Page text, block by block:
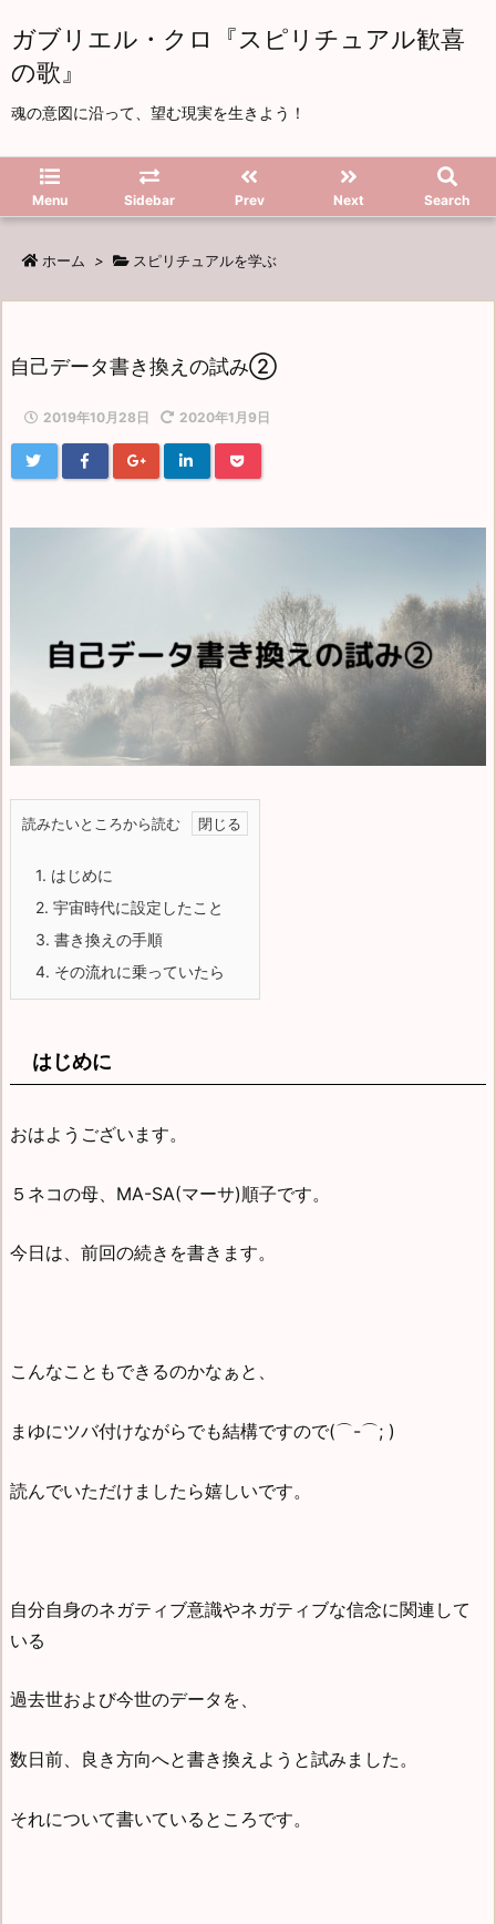
ガブリエル・クロ『スピリチュアル歓喜
の歌』
魂の意図に沿って、望む現実を生きよう！
Menu Sidebar Prev Next Search
ホーム > スピリチュアルを学ぶ
自己データ書き換えの試み②
2019年10月28日 2020年1月9日
読みたいところから読む
1. はじめに
2. 宇宙時代に設定したこと
3. 書き換えの手順
4. その流れに乗っていたら
はじめに
おはようございます。
５ネコの母、MA-SA(マーサ)順子です。
今日は、前回の続きを書きます。
こんなこともできるのかなぁと、
まゆにツバ付けながらでも結構ですので(⌒-⌒; )
読んでいただけましたら嬉しいです。
自分自身のネガティブ意識やネガティブな信念に関連して
いる
過去世および今世のデータを、
数日前、良き方向へと書き換えようと試みました。
それについて書いているところです。